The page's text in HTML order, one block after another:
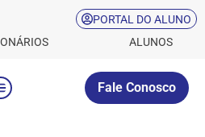
PORTAL DO ALUNO
ALUNOS
Fale Conosco